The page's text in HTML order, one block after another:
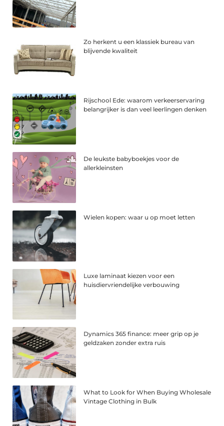
Zo herkent u een klassiek bureau van
blijvende kwaliteit
Rijschool Ede: waarom verkeerservaring
belangrijker is dan veel leerlingen denken
De leukste babyboekjes voor de
allerkleinsten
Wielen kopen: waar u op moet letten
Luxe laminaat kiezen voor een
huisdiervriendelijke verbouwing
Dynamics 365 finance: meer grip op je
geldzaken zonder extra ruis
What to Look for When Buying Wholesale
Vintage Clothing in Bulk